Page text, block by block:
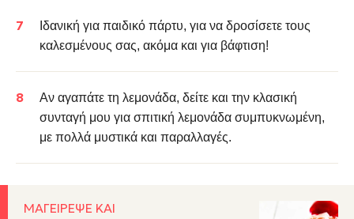
Ιδανική για παιδικό πάρτυ, για να δροσίσετε τους
καλεσμένους σας, ακόμα και για βάφτιση!
Αν αγαπάτε τη λεμονάδα, δείτε και την κλασική
συνταγή μου για σπιτική λεμονάδα συμπυκνωμένη,
με πολλά μυστικά και παραλλαγές.
ΜΑΓΕΙΡΕΨΕ ΚΑΙ